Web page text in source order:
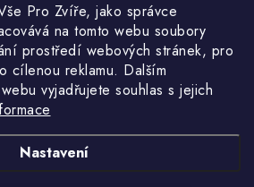
Pro Zvíře, jako správce
na tomto webu soubory
prostředí webových stránek, pro
cílenou reklamu. Dalším
vyjadřujete souhlas s jejich
Nastavení
recenze